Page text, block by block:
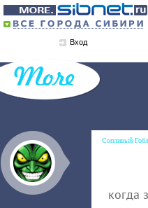
Вход
Сопливый
когда